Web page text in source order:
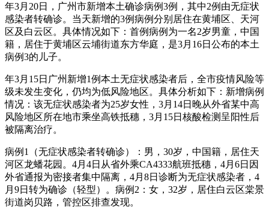
年3月20日，广州市新增本土确诊病例3例，其中2例由无症状
感染者转确诊。当天新增的3例病例分别居住在黄埔区、天河
区及白云区。具体情况如下：首例病例为一名2岁男童，中国
籍，居住于黄埔区云埔街道东方华庭，是3月16日公布的本土
病例3的儿子。
年3月15日广州新增1例本土无症状感染者后，全市疫情风险等
级未发生变化，仍均为低风险地区。具体分析如下：新增病例
情况：该无症状感染者为25岁女性，3月14日晚从外省某中高
风险地区所在地市乘坐高铁抵穗，3月15日核酸检测呈阳性后
被隔离治疗。
病例1（无症状感染者转确诊）：男，30岁，中国籍，居住天
河区龙蟠花园。4月4日从省外乘CA4333航班抵穗，4月6日因
外省通报为密接者集中隔离，4月8日诊断为无症状感染者，4
月9日转为确诊（轻型）。病例2：女，32岁，居住白云区棠景
街道岗贝路，管控区排查发现。